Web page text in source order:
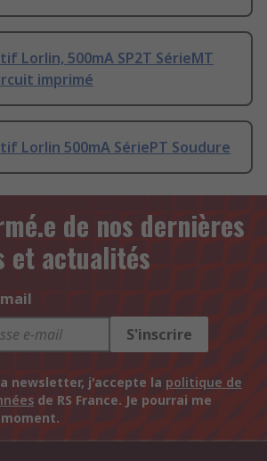
Lorlin, 500mA SP2T SérieMT
imprimé
Lorlin 500mA SériePT Soudure
de nos dernières
et actualités
S'inscrire
newsletter, j'accepte la politique de
de RS France. Je pourrai me